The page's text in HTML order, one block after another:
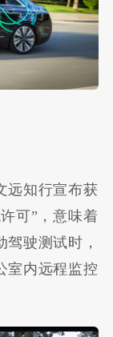
远知行宣布获
可”，意味着
驶测试时，
室内远程监控